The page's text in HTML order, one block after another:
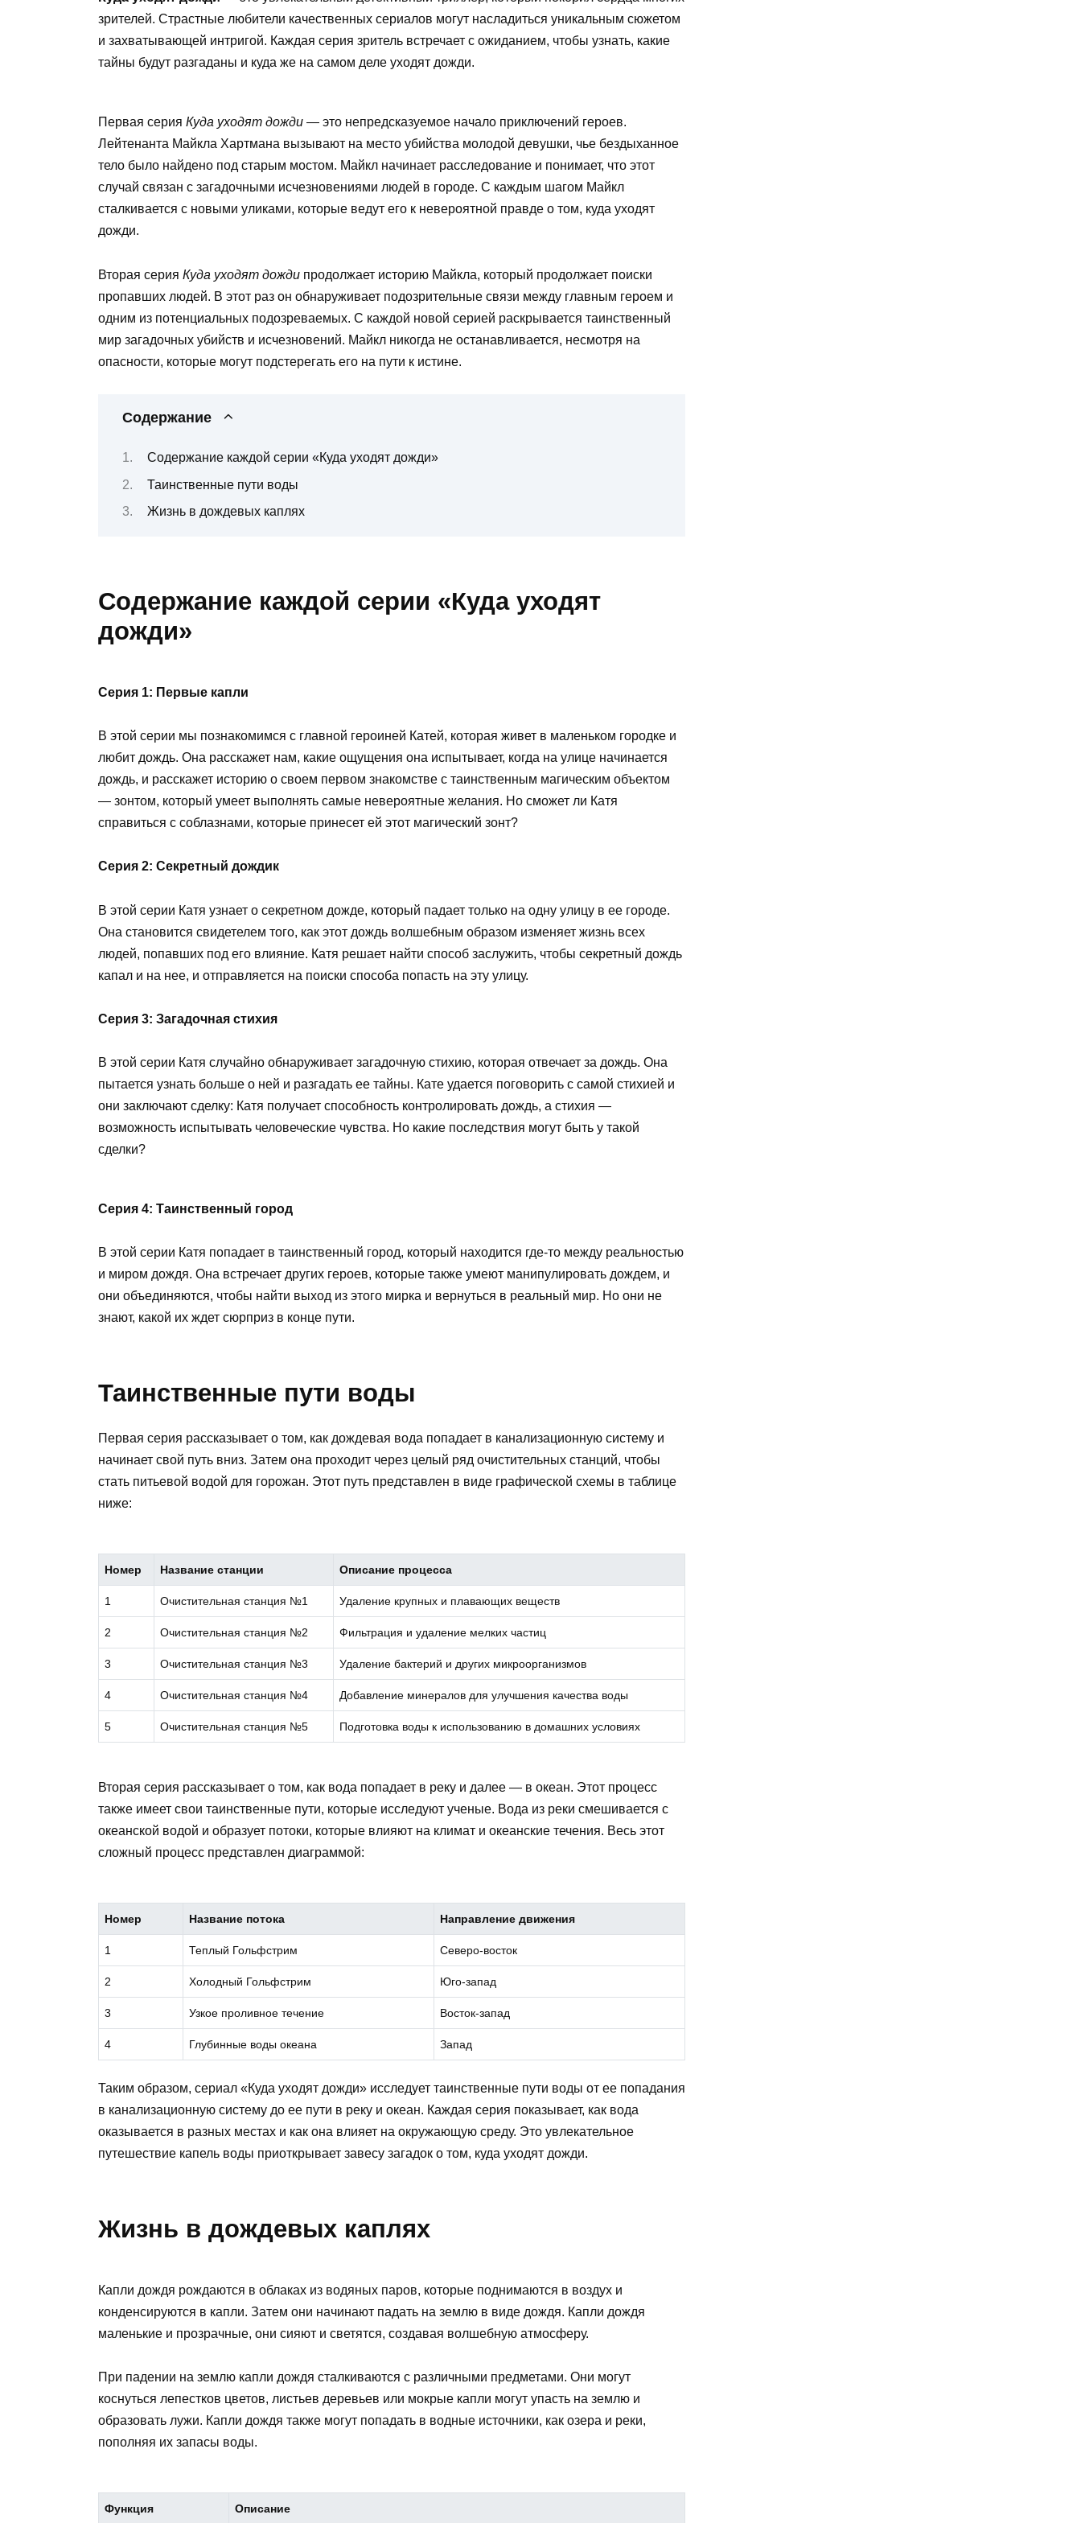
зрителей. Страстные любители качественных сериалов могут насладиться уникальным сюжетом
и захватывающей интригой. Каждая серия зритель встречает с ожиданием, чтобы узнать, какие
тайны будут разгаданы и куда же на самом деле уходят дожди.
Первая серия Куда уходят дожди — это непредсказуемое начало приключений героев.
Лейтенанта Майкла Хартмана вызывают на место убийства молодой девушки, чье бездыханное
тело было найдено под старым мостом. Майкл начинает расследование и понимает, что этот
случай связан с загадочными исчезновениями людей в городе. С каждым шагом Майкл
сталкивается с новыми уликами, которые ведут его к невероятной правде о том, куда уходят
дожди.
Вторая серия Куда уходят дожди продолжает историю Майкла, который продолжает поиски
пропавших людей. В этот раз он обнаруживает подозрительные связи между главным героем и
одним из потенциальных подозреваемых. С каждой новой серией раскрывается таинственный
мир загадочных убийств и исчезновений. Майкл никогда не останавливается, несмотря на
опасности, которые могут подстерегать его на пути к истине.
Содержание
Содержание каждой серии «Куда уходят дожди»
Таинственные пути воды
Жизнь в дождевых каплях
Содержание каждой серии «Куда уходят
дожди»
Серия 1: Первые капли
В этой серии мы познакомимся с главной героиней Катей, которая живет в маленьком городке и
любит дождь. Она расскажет нам, какие ощущения она испытывает, когда на улице начинается
дождь, и расскажет историю о своем первом знакомстве с таинственным магическим объектом
— зонтом, который умеет выполнять самые невероятные желания. Но сможет ли Катя
справиться с соблазнами, которые принесет ей этот магический зонт?
Серия 2: Секретный дождик
В этой серии Катя узнает о секретном дожде, который падает только на одну улицу в ее городе.
Она становится свидетелем того, как этот дождь волшебным образом изменяет жизнь всех
людей, попавших под его влияние. Катя решает найти способ заслужить, чтобы секретный дождь
капал и на нее, и отправляется на поиски способа попасть на эту улицу.
Серия 3: Загадочная стихия
В этой серии Катя случайно обнаруживает загадочную стихию, которая отвечает за дождь. Она
пытается узнать больше о ней и разгадать ее тайны. Кате удается поговорить с самой стихией и
они заключают сделку: Катя получает способность контролировать дождь, а стихия —
возможность испытывать человеческие чувства. Но какие последствия могут быть у такой
сделки?
Серия 4: Таинственный город
В этой серии Катя попадает в таинственный город, который находится где-то между реальностью
и миром дождя. Она встречает других героев, которые также умеют манипулировать дождем, и
они объединяются, чтобы найти выход из этого мирка и вернуться в реальный мир. Но они не
знают, какой их ждет сюрприз в конце пути.
Таинственные пути воды
Первая серия рассказывает о том, как дождевая вода попадает в канализационную систему и
начинает свой путь вниз. Затем она проходит через целый ряд очистительных станций, чтобы
стать питьевой водой для горожан. Этот путь представлен в виде графической схемы в таблице
ниже:
Номер Название станции Описание процесса
1 Очистительная станция №1 Удаление крупных и плавающих веществ
2 Очистительная станция №2 Фильтрация и удаление мелких частиц
3 Очистительная станция №3 Удаление бактерий и других микроорганизмов
4 Очистительная станция №4 Добавление минералов для улучшения качества воды
5 Очистительная станция №5 Подготовка воды к использованию в домашних условиях
Вторая серия рассказывает о том, как вода попадает в реку и далее — в океан. Этот процесс
также имеет свои таинственные пути, которые исследуют ученые. Вода из реки смешивается с
океанской водой и образует потоки, которые влияют на климат и океанские течения. Весь этот
сложный процесс представлен диаграммой:
Номер Название потока Направление движения
1 Теплый Гольфстрим Северо-восток
2 Холодный Гольфстрим Юго-запад
3 Узкое проливное течение Восток-запад
4 Глубинные воды океана Запад
Таким образом, сериал «Куда уходят дожди» исследует таинственные пути воды от ее попадания
в канализационную систему до ее пути в реку и океан. Каждая серия показывает, как вода
оказывается в разных местах и как она влияет на окружающую среду. Это увлекательное
путешествие капель воды приоткрывает завесу загадок о том, куда уходят дожди.
Жизнь в дождевых каплях
Капли дождя рождаются в облаках из водяных паров, которые поднимаются в воздух и
конденсируются в капли. Затем они начинают падать на землю в виде дождя. Капли дождя
маленькие и прозрачные, они сияют и светятся, создавая волшебную атмосферу.
При падении на землю капли дождя сталкиваются с различными предметами. Они могут
коснуться лепестков цветов, листьев деревьев или мокрые капли могут упасть на землю и
образовать лужи. Капли дождя также могут попадать в водные источники, как озера и реки,
пополняя их запасы воды.
Функция Описание